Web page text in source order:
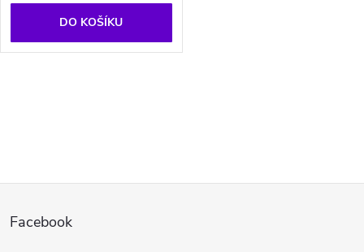
DO KOŠÍKU
d
Facebook